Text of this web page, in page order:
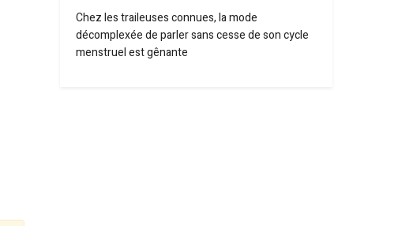
Chez les traileuses connues, la mode
décomplexée de parler sans cesse de son cycle
menstruel est gênante